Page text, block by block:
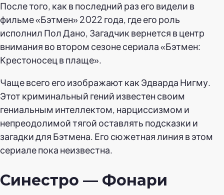
После того, как в последний раз его видели в
фильме «Бэтмен» 2022 года, где его роль
исполнил Пол Дано, Загадчик вернется в центр
внимания во втором сезоне сериала «Бэтмен:
Крестоносец в плаще».
Чаще всего его изображают как Эдварда Нигму.
Этот криминальный гений известен своим
гениальным интеллектом, нарциссизмом и
непреодолимой тягой оставлять подсказки и
загадки для Бэтмена. Его сюжетная линия в этом
сериале пока неизвестна.
Синестро — Фонари